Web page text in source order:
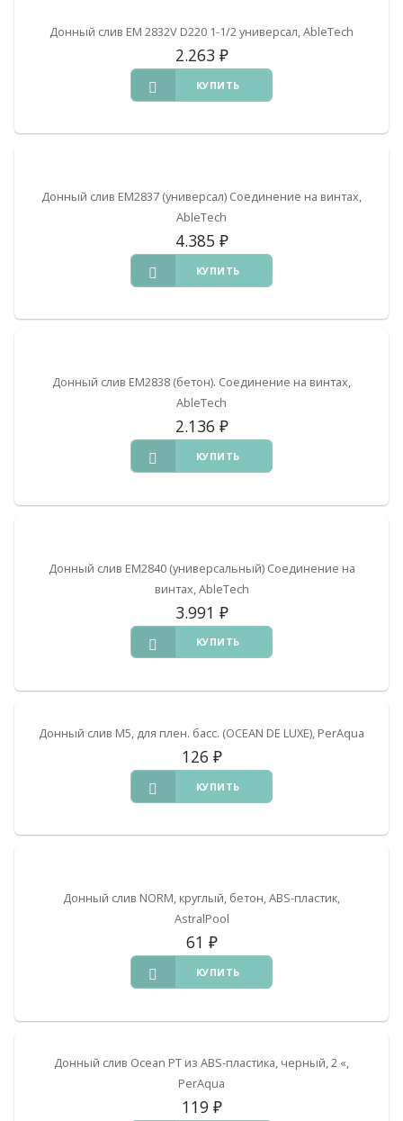
Донный слив EM 2832V D220 1-1/2 универсал, AbleTech
2.263 ₽
КУПИТЬ
Донный слив EM2837 (универсал) Соединение на винтах,
AbleTech
4.385 ₽
КУПИТЬ
Донный слив EM2838 (бетон). Соединение на винтах,
AbleTech
2.136 ₽
КУПИТЬ
Донный слив EM2840 (универсальный) Соединение на
винтах, AbleTech
3.991 ₽
КУПИТЬ
Донный слив M5, для плен. басс. (OCEAN DE LUXE), PerAqua
126 ₽
КУПИТЬ
Донный слив NORM, круглый, бетон, ABS-пластик,
AstralPool
61 ₽
КУПИТЬ
Донный слив Ocean PT из ABS-пластика, черный, 2 «,
PerAqua
119 ₽